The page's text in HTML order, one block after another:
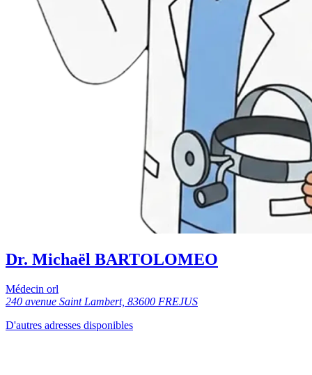
Dr. Michaël BARTOLOMEO
Médecin orl
240 avenue Saint Lambert, 83600 FREJUS
D'autres adresses disponibles